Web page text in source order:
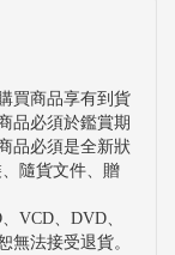
買商品享有到貨
品必須於鑑賞期
品必須是全新狀
隨貨文件、贈
VCD、DVD、
無法接受退貨。